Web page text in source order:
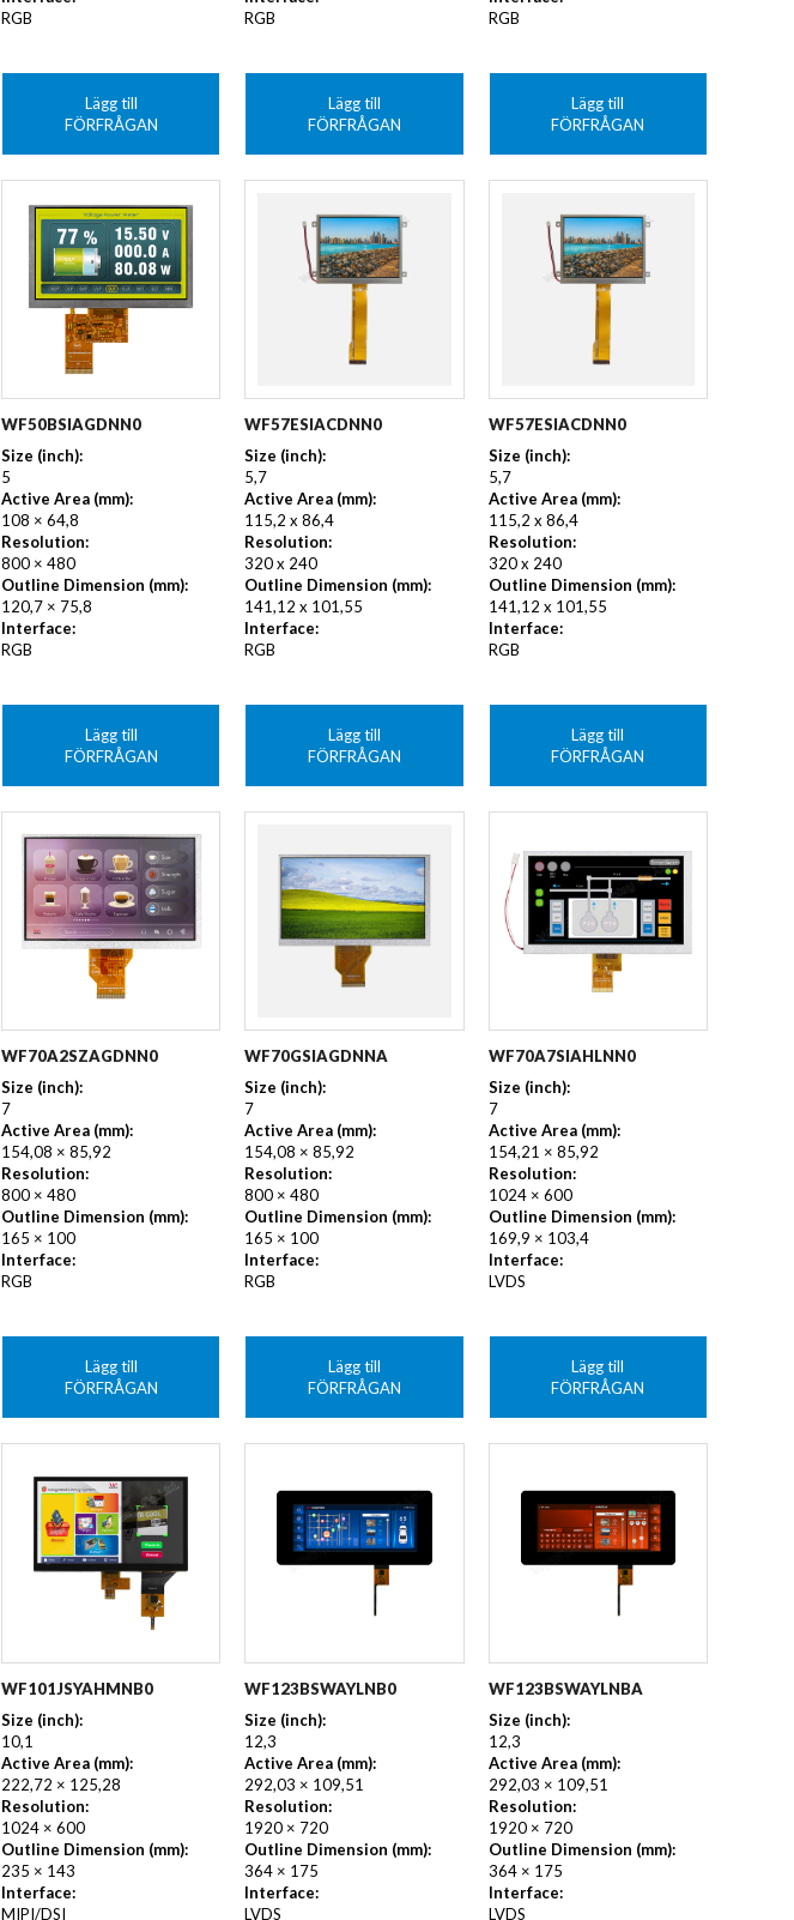
RGB
Lägg till
FÖRFRÅGAN
RGB
Lägg till
FÖRFRÅGAN
RGB
Lägg till
FÖRFRÅGAN
WF50BSIAGDNN0
Size (inch):
5
Active Area (mm):
108 × 64,8
Resolution:
800 × 480
Outline Dimension (mm):
120,7 × 75,8
Interface:
RGB
Lägg till
FÖRFRÅGAN
WF57ESIACDNN0
Size (inch):
5,7
Active Area (mm):
115,2 x 86,4
Resolution:
320 x 240
Outline Dimension (mm):
141,12 x 101,55
Interface:
RGB
Lägg till
FÖRFRÅGAN
WF57ESIACDNN0
Size (inch):
5,7
Active Area (mm):
115,2 x 86,4
Resolution:
320 x 240
Outline Dimension (mm):
141,12 x 101,55
Interface:
RGB
Lägg till
FÖRFRÅGAN
WF70A2SZAGDNN0
Size (inch):
7
Active Area (mm):
154,08 × 85,92
Resolution:
800 × 480
Outline Dimension (mm):
165 × 100
Interface:
RGB
Lägg till
FÖRFRÅGAN
WF70GSIAGDNNA
Size (inch):
7
Active Area (mm):
154,08 × 85,92
Resolution:
800 × 480
Outline Dimension (mm):
165 × 100
Interface:
RGB
Lägg till
FÖRFRÅGAN
WF70A7SIAHLNN0
Size (inch):
7
Active Area (mm):
154,21 × 85,92
Resolution:
1024 × 600
Outline Dimension (mm):
169,9 × 103,4
Interface:
LVDS
Lägg till
FÖRFRÅGAN
WF101JSYAHMNB0
Size (inch):
10,1
Active Area (mm):
222,72 × 125,28
Resolution:
1024 × 600
Outline Dimension (mm):
235 × 143
Interface:
MIPI/DSI
WF123BSWAYLNB0
Size (inch):
12,3
Active Area (mm):
292,03 × 109,51
Resolution:
1920 × 720
Outline Dimension (mm):
364 × 175
Interface:
LVDS
WF123BSWAYLNBA
Size (inch):
12,3
Active Area (mm):
292,03 × 109,51
Resolution:
1920 × 720
Outline Dimension (mm):
364 × 175
Interface:
LVDS